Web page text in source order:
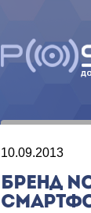
10.09.2013
БРЕНД